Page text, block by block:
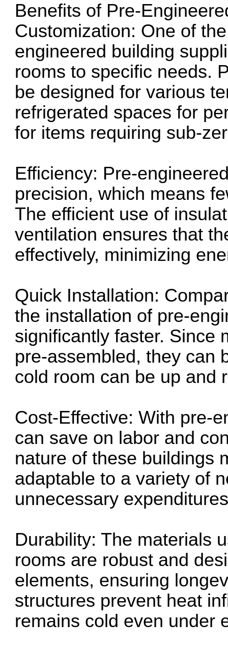
Benefits of Pre-
Customization: One of
engineered building
rooms to specific needs.
be designed for various
refrigerated spaces for
for items requiring sub-
Efficiency: Pre-
precision, which means
The efficient use of
ventilation ensures that
effectively, minimizing
Quick Installation:
the installation of pre-
significantly faster. Since
pre-assembled, they can
cold room can be up and
Cost-Effective: With pre-
can save on labor and
nature of these buildings
adaptable to a variety of
unnecessary
Durability: The materials
rooms are robust and
elements, ensuring
structures prevent heat
remains cold even under